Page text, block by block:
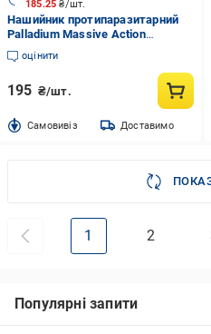
185.25₴/шт.
Нашийник протипаразитарний
Palladium Massive Action
кораловий 70 см
оцінити
195 ₴/шт.
Cамовивіз Доставимо
1 2
Популярні запити